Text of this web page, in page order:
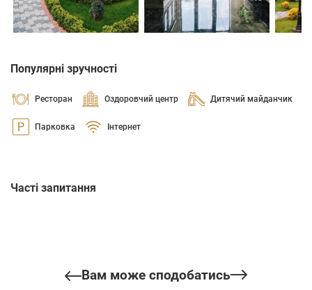
Популярні зручності
Ресторан Оздоровчий центр Дитячий майданчик
Парковка Інтернет
Часті запитання
Вам може сподобатись